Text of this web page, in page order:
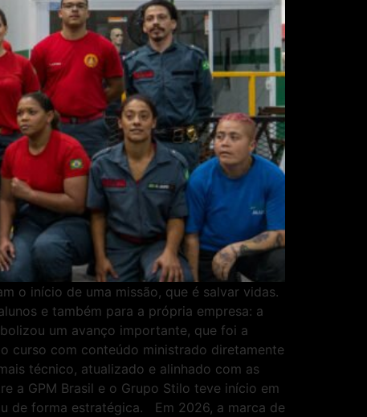
o início de uma missão, que é salvar vidas.
e também para a própria empresa: a
um avanço importante, que foi a
curso com conteúdo ministrado diretamente
técnico, atualizado e alinhado com as
a GPM Brasil e o Grupo Stilo teve início em
de forma estratégica. Em 2026, a marca de